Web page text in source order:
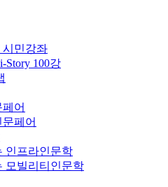
시민강좌
Story 100강
어
페어
인프라인문학
모빌리티인문학